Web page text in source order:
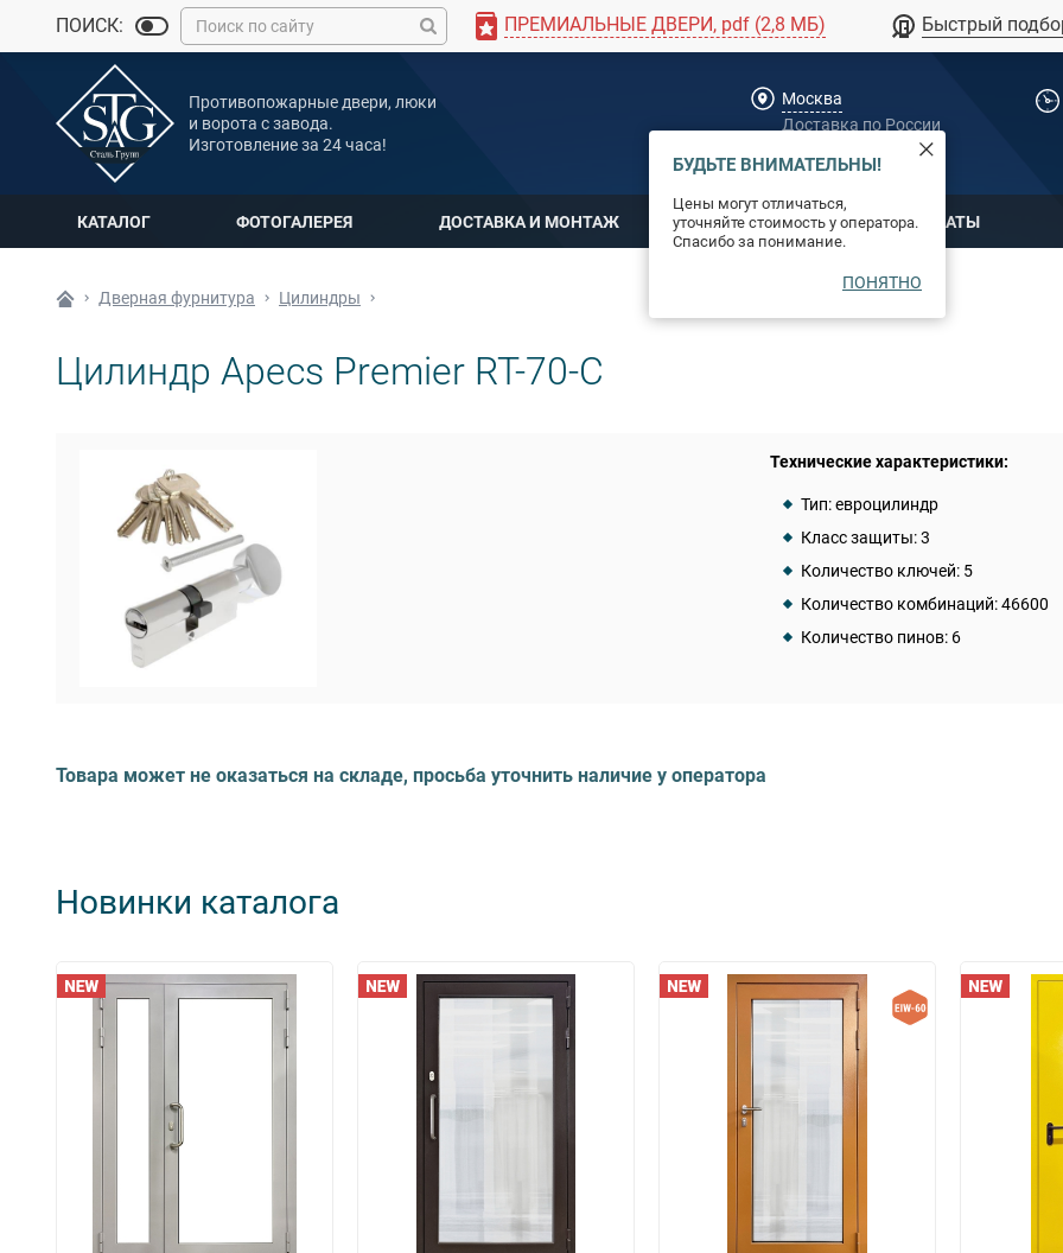
ПОИСК: ПРЕМИАЛЬНЫЕ ДВЕРИ, pdf (2,8 МБ) Быстрый
Противопожарные двери, люки
и ворота с завода.
Изготовление за 24 часа!
Москва
Доставка по России
КАТАЛОГ ФОТОГАЛЕРЕЯ ДОСТАВКА И МОНТАЖ ОПЛАТА СЕРТИФИКАТЫ
БУДЬТЕ ВНИМАТЕЛЬНЫ!
Цены могут отличаться,
уточняйте стоимость у оператора.
Спасибо за понимание.
ПОНЯТНО
Дверная фурнитура
Цилиндры
Цилиндр Apecs Premier RT-70-C
Технические характеристики:
Тип: евроцилиндр
Класс защиты: 3
Количество ключей: 5
Количество комбинаций: 46600
Количество пинов: 6
Товара может не оказаться на складе, просьба уточнить наличие у оператора
Новинки каталога
MAX
Мы онлайн